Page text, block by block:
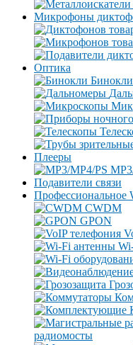
Микрофоны
Оптика
Бинокли
Плееры
Подавители связи
Профессиональное
CWDM
GPON
радиомосты